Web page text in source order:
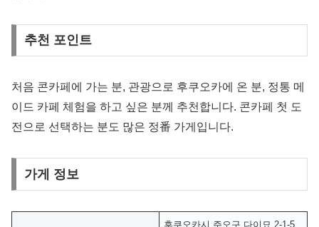
추천 포인트
처음 콘카페에 가는 분, 관광으로 후쿠오카에 온 분, 정통 메
이드 카페 체험을 하고 싶은 분께 추천합니다. 콘카페 첫 도
전으로 선택하는 분도 많은 정番 가게입니다.
가게 정보
후쿠오카시 주오구 다이묘 2-1-5